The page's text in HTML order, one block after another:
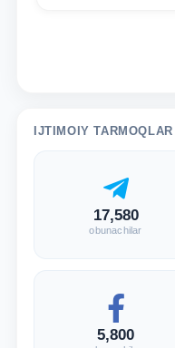
IJTIMOIY TARMOQLAR
17,580
obunachilar
5,800